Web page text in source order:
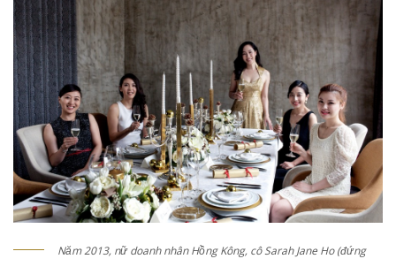
Năm 2013, nữ doanh nhân Hồng Kông, cô Sarah Jane Ho (đứng